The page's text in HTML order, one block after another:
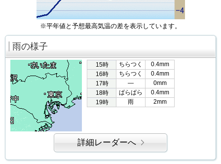
※平年値と予想最高気温の差を表示しています。
雨の様子
15時 ちらつく
0.4mm
16時
ちらつく
0.4mm
17時
―
0mm
18時
ぱらぱら
0.4mm
19時
雨 2mm
詳細レーダーへ